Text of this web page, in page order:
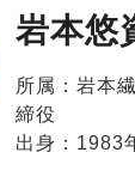
ボーイズパ
ガールズ長袖 ガ
ガールズ前開
き
岩本悠
所属：岩本
締役
出身：1983